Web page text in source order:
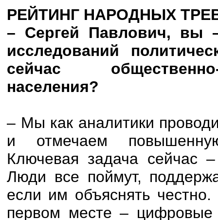
РЕЙТИНГ НАРОДНЫХ
– Сергей Павлович, вы
исследований
сейчас
населения?
– Мы как аналитики
и отмечаем
Ключевая задача сейчас
Люди все поймут,
если им объяснять
первом месте – цифровые